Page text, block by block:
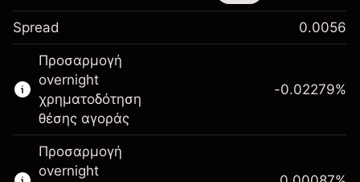
Αυτό το χρηματοοικονομικό εργαλείο είναι
διαθέσιμο για διαπραγμάτευση μέσω CFDs
και Knock-outs.
Μάθετε περισσότερα σχετικά με:
CFDs
Knock-outs
Spread 0.0056
Προσαρμογή
overnight
χρηματοδότηση
θέσης αγοράς
-0.02279%
Προσαρμογή
overnight